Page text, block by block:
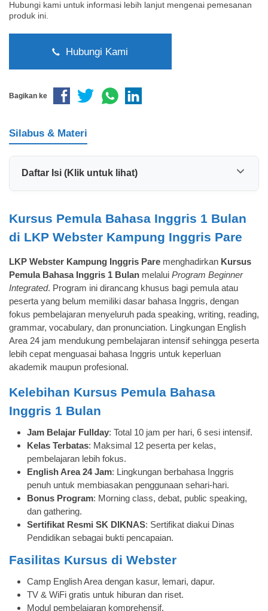
Hubungi kami untuk informasi lebih lanjut mengenai pemesanan
produk ini.
Hubungi Kami
Bagikan ke
Silabus & Materi
Daftar Isi (Klik untuk lihat)
Kursus Pemula Bahasa Inggris 1 Bulan
di LKP Webster Kampung Inggris Pare
LKP Webster Kampung Inggris Pare menghadirkan Kursus
Pemula Bahasa Inggris 1 Bulan melalui Program Beginner
Integrated. Program ini dirancang khusus bagi pemula atau
peserta yang belum memiliki dasar bahasa Inggris, dengan
fokus pembelajaran menyeluruh pada speaking, writing, reading,
grammar, vocabulary, dan pronunciation. Lingkungan English
Area 24 jam mendukung pembelajaran intensif sehingga peserta
lebih cepat menguasai bahasa Inggris untuk keperluan
akademik maupun profesional.
Kelebihan Kursus Pemula Bahasa
Inggris 1 Bulan
Jam Belajar Fullday: Total 10 jam per hari, 6 sesi intensif.
Kelas Terbatas: Maksimal 12 peserta per kelas,
pembelajaran lebih fokus.
English Area 24 Jam: Lingkungan berbahasa Inggris
penuh untuk membiasakan penggunaan sehari-hari.
Bonus Program: Morning class, debat, public speaking,
dan gathering.
Sertifikat Resmi SK DIKNAS: Sertifikat diakui Dinas
Pendidikan sebagai bukti pencapaian.
Fasilitas Kursus di Webster
Camp English Area dengan kasur, lemari, dapur.
TV & WiFi gratis untuk hiburan dan riset.
Modul pembelajaran komprehensif.